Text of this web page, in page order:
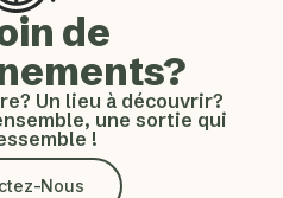
de
Un lieu à découvrir?
une sortie qui
!
Nous